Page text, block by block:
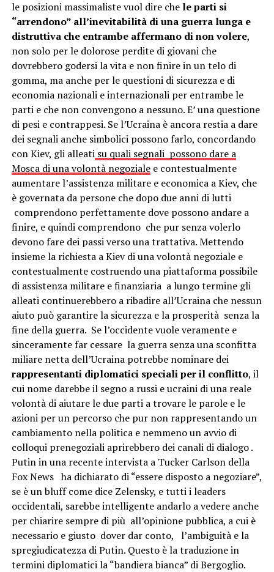
le posizioni massimaliste vuol dire che le parti si
“arrendono” all’inevitabilità di una guerra lunga e
distruttiva che entrambe affermano di non volere,
non solo per le dolorose perdite di giovani che
dovrebbero godersi la vita e non finire in un telo di
gomma, ma anche per le questioni di sicurezza e di
economia nazionali e internazionali per entrambe le
parti e che non convengono a nessuno. E’ una questione
di pesi e contrappesi. Se l’Ucraina è ancora restia a dare
dei segnali anche simbolici possono farlo, concordando
con Kiev, gli alleatisu quali segnali possono dare a
Mosca di una volontà negozialee contestualmente
aumentare l’assistenza militare e economica a Kiev, che
è governata da persone che dopo due anni di lutti
comprendono perfettamente dove possono andare a
finire, e quindi comprendono che pur senza volerlo
devono fare dei passi verso una trattativa. Mettendo
insieme la richiesta a Kiev di una volontà negoziale e
contestualmente costruendo una piattaforma possibile
di assistenza militare e finanziaria a lungo termine gli
alleati continuerebbero a ribadire all’Ucraina che nessun
aiuto può garantire la sicurezza e la prosperità senza la
fine della guerra. Se l’occidente vuole veramente e
sinceramente far cessare la guerra senza una sconfitta
miliare netta dell’Ucraina potrebbe nominare dei
rappresentanti diplomatici speciali per il conflitto, il
cui nome darebbe il segno a russi e ucraini di una reale
volontà di aiutare le due parti a trovare le parole e le
azioni per un percorso che pur non rappresentando un
cambiamento nella politica e nemmeno un avvio di
colloqui prenegoziali aprirebbero dei canali di dialogo .
Putin in una recente intervista a Tucker Carlson della
Fox News ha dichiarato di “essere disposto a negoziare”,
se è un bluff come dice Zelensky, e tutti i leaders
occidentali, sarebbe intelligente andarlo a vedere anche
per chiarire sempre di più all’opinione pubblica, a cui è
necessario e giusto dover dar conto, l’ambiguità e la
spregiudicatezza di Putin. Questo è la traduzione in
termini diplomatici la “bandiera bianca” di Bergoglio.